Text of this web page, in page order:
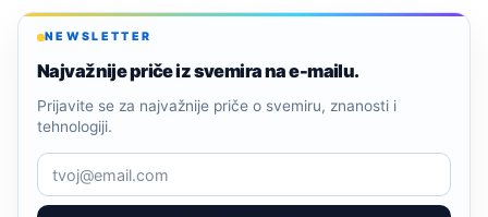
NEWSLETTER
Najvažnije priče iz svemira na e-mailu.
Prijavite se za najvažnije priče o svemiru, znanosti i
tehnologiji.